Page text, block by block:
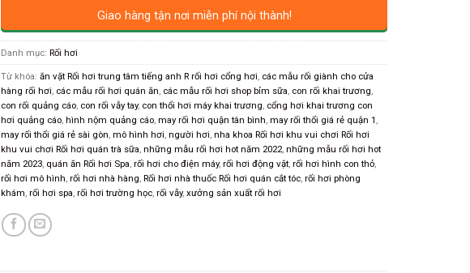
Giao hàng tận nơi miễn phí nội thành!
Danh mục:Rối hơi
Từ khóa:ăn vặt Rối hơi trung tâm tiếng anh R rối hơi cổng hơi các mẫu rối giành cho cửa
hàng rối hơi các mẫu rối hơi quán ăn các mẫu rối hơi shop bỉm sữa con rối khai trương
con rối quảng cáo con rối vẫy tay, con thổi hơi máy khai trương cổng hơi khai trương con
hơi quảng cáo ,hình nộm quảng cáo ,may rối hơi quận tân bình ,may rối thổi giá rẻ quận 1
may rối thổi giá rẻ sài gòn ,mô hình hơi ,người hơi ,nha khoa Rối hơi khu vui chơi Rối hơi
khu vui chơi Rối hơi quán trà sữa ,những mẫu rối hơi hot năm 2022 ,những mẫu rối hơi hot
năm 2023 quán ăn Rối hơi Spa ,rối hơi cho điện máy,rối hơi động vật ,rối hơi hình con thỏ
rối hơi mô hình ,rối hơi nhà hàng ,Rối hơi nhà thuốc Rối hơi quán cắt tóc ,rối hơi phòng
khám ,rối hơi spa ,rối hơi trường học ,rối vẫy,xưởng sản xuất rối hơi